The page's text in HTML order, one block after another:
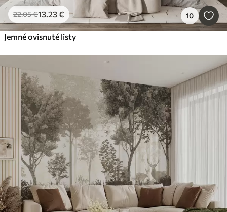
22.05€13.23€ 10
Jemné ovisnuté listy